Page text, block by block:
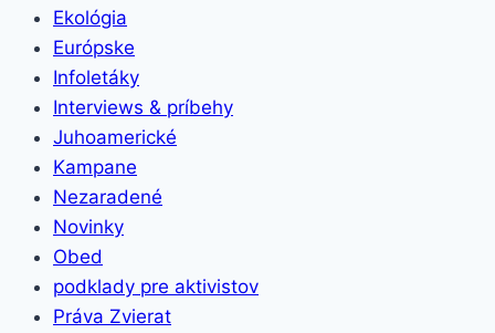
Ekológia
Európske
Infoletáky
Interviews & príbehy
Juhoamerické
Kampane
Nezaradené
Novinky
Obed
podklady pre aktivistov
Práva Zvierat